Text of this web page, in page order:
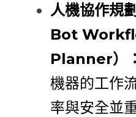
人機協作規
Bot
Planner）：
機器的工作
率與安全並